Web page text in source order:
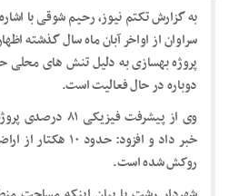
به گزارش تکتم نیوز، رحیم شوقی با
سراوان از اواخر آبان ماه سال گذشته
دوباره در حال فعالیت است.
وی از پیشرفت
خبر داد و افزود:
روکش شده است.